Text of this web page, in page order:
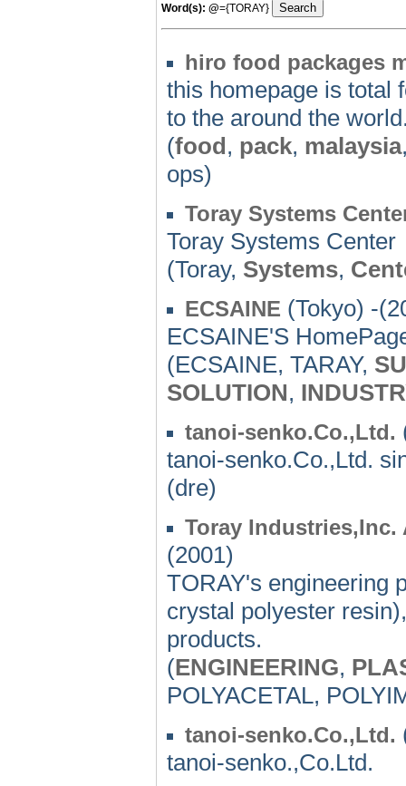
Word(s): @={TORAY}
hiro food packages
this homepage is total
to the around the
(food, pack, malaysia
ops)
Toray Systems
Toray Systems Center
(Toray, Systems,
ECSAINE (Tokyo) -
ECSAINE'S
(ECSAINE, TARAY,
SOLUTION,
tanoi-senko.Co.,Ltd.
tanoi-senko.Co.,Ltd.
(dre)
Toray Industries,Inc.
(2001)
TORAY's engineering
crystal polyester
products.
(ENGINEERING,
POLYACETAL,
tanoi-senko.Co.,Ltd.
tanoi-senko.,Co.Ltd.